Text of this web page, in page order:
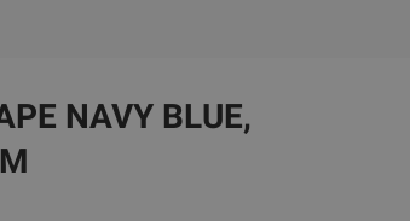
NAVY BLUE,